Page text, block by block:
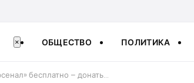
× ОБЩЕСТВО ПОЛИТИКА
бесплатно – донать…